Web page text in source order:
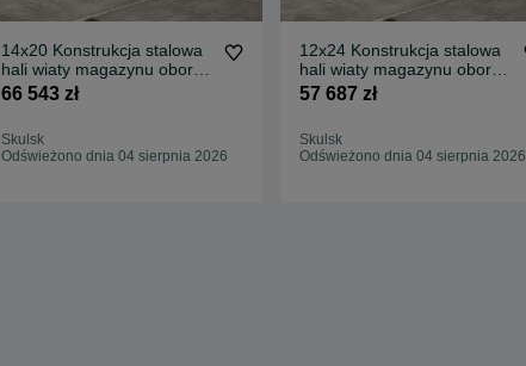
14x20 Konstrukcja stalowa
hali wiaty magazynu obory
budynek
66 543 zł
Skulsk
Odświeżono dnia 04 sierpnia 2026
12x24 Konstrukcja stalowa
hali wiaty magazynu obory
budynek
57 687 zł
Skulsk
Odświeżono dnia 04 sierpnia 2026